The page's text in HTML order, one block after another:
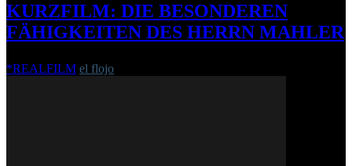
KURZFILM: DIE BESONDEREN
FÄHIGKEITEN DES HERRN MAHLER
*REALFILM el flojo